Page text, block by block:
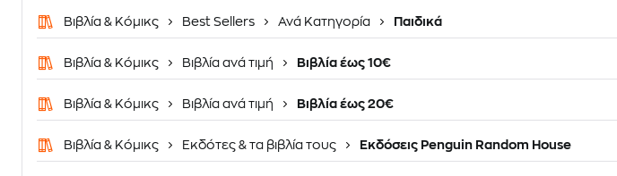
Βιβλία & Κόμικς Best Sellers Ανά Κατηγορία Παιδικά
Βιβλία & Κόμικς Βιβλία ανά τιμή Βιβλία έως 10€
Βιβλία & Κόμικς Βιβλία ανά τιμή Βιβλία έως 20€
Βιβλία & Κόμικς Εκδότες & τα βιβλία τους Εκδόσεις Penguin Random House